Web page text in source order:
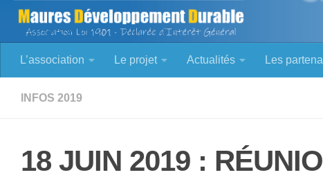
L’association Le projet Actualités Les
INFOS 2019
18 JUIN 2019 :